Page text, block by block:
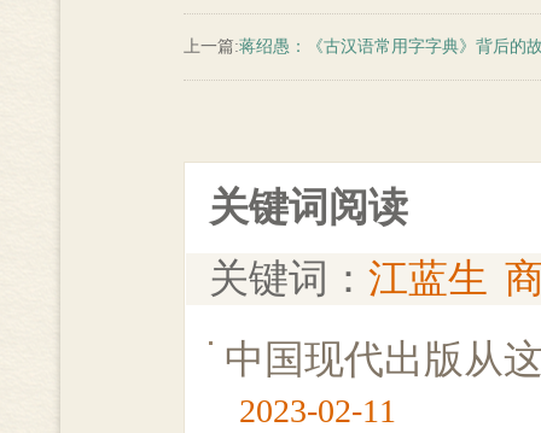
上一篇:蒋绍愚：《古汉语常用字字典》背后的
关键词阅读
关键词： 江蓝生
中国现代出版从
2023-02-11